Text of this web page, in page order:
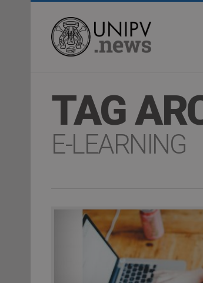
TAG
E-LEARNING